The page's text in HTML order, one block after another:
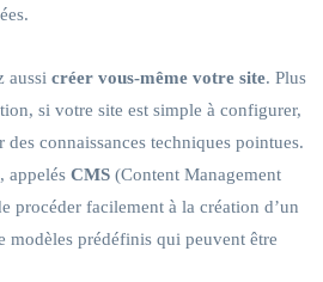
aussi créer vous-même votre site. Plus
si votre site est simple à configurer,
des connaissances techniques pointues.
appelés CMS (Content Management
procéder facilement à la création d’un
modèles prédéfinis qui peuvent être